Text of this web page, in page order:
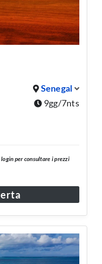
Senegal
9gg/7nts
per consultare i prezzi